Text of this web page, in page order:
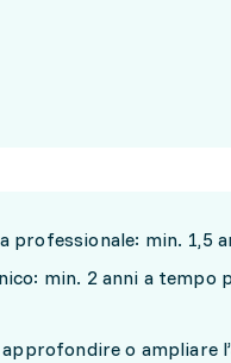
professionale: min. 1,5
min. 2 anni a tempo
o ampliare